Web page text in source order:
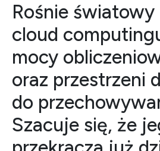
Rośnie światowy
cloud
mocy
oraz przestrzeni
do
Szacuje się, że